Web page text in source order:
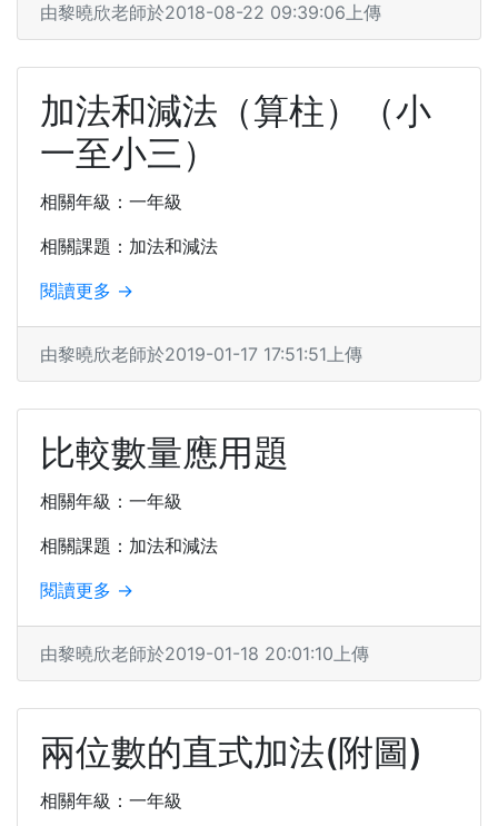
由黎曉欣老師於2018-08-22 09:39:06上傳
加法和減法（算柱）（小
一至小三）
相關年級：一年級
相關課題：加法和減法
閱讀更多 →
由黎曉欣老師於2019-01-17 17:51:51上傳
比較數量應用題
相關年級：一年級
相關課題：加法和減法
閱讀更多 →
由黎曉欣老師於2019-01-18 20:01:10上傳
兩位數的直式加法(附圖)
相關年級：一年級